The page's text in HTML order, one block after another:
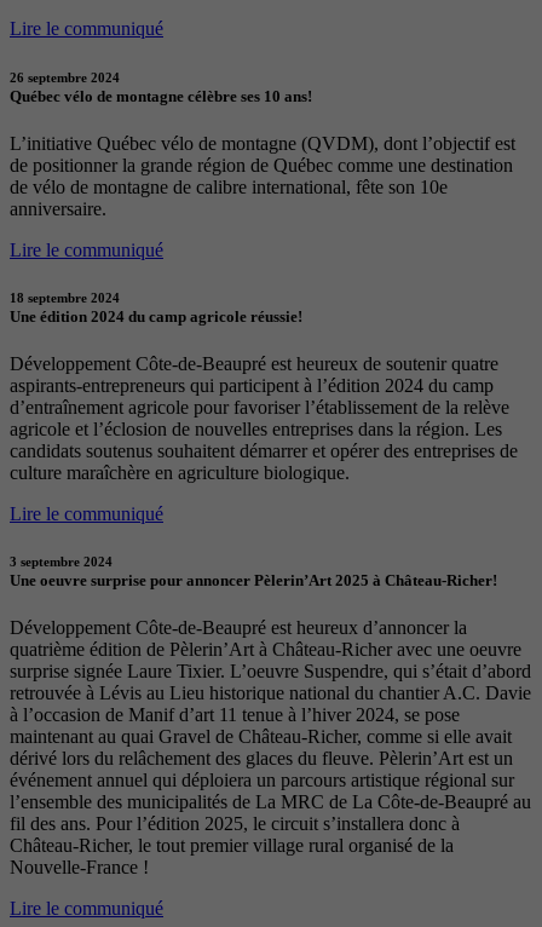
Lire le communiqué
26 septembre 2024
Québec vélo de montagne célèbre ses 10 ans!
L’initiative Québec vélo de montagne (QVDM), dont l’objectif est
de positionner la grande région de Québec comme une destination
de vélo de montagne de calibre international, fête son 10e
anniversaire.
Lire le communiqué
18 septembre 2024
Une édition 2024 du camp agricole réussie!
Développement Côte-de-Beaupré est heureux de soutenir quatre
aspirants-entrepreneurs qui participent à l’édition 2024 du camp
d’entraînement agricole pour favoriser l’établissement de la relève
agricole et l’éclosion de nouvelles entreprises dans la région. Les
candidats soutenus souhaitent démarrer et opérer des entreprises de
culture maraîchère en agriculture biologique.
Lire le communiqué
3 septembre 2024
Une oeuvre surprise pour annoncer Pèlerin’Art 2025 à Château-Richer!
Développement Côte-de-Beaupré est heureux d’annoncer la
quatrième édition de Pèlerin’Art à Château-Richer avec une oeuvre
surprise signée Laure Tixier. L’oeuvre Suspendre, qui s’était d’abord
retrouvée à Lévis au Lieu historique national du chantier A.C. Davie
à l’occasion de Manif d’art 11 tenue à l’hiver 2024, se pose
maintenant au quai Gravel de Château-Richer, comme si elle avait
dérivé lors du relâchement des glaces du fleuve. Pèlerin’Art est un
événement annuel qui déploiera un parcours artistique régional sur
l’ensemble des municipalités de La MRC de La Côte-de-Beaupré au
fil des ans. Pour l’édition 2025, le circuit s’installera donc à
Château-Richer, le tout premier village rural organisé de la
Nouvelle-France !
Lire le communiqué